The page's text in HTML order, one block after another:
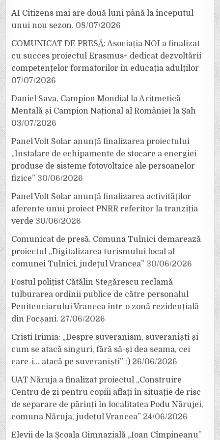
AI Citizens mai are două luni până la începutul
unui nou sezon. 08/07/2026
COMUNICAT DE PRESĂ: Asociația NOI a finalizat
cu succes proiectul Erasmus+ dedicat dezvoltării
competențelor formatorilor în educația adulților
07/07/2026
Daniel Sava, Campion Mondial la Aritmetică
Mentală și Campion Național al României la Șah
03/07/2026
Panel Volt Solar anunță finalizarea proiectului
„Instalare de echipamente de stocare a energiei
produse de sisteme fotovoltaice ale persoanelor
fizice” 30/06/2026
Panel Volt Solar anunță finalizarea activităților
aferente unui proiect PNRR referitor la tranziția
verde 30/06/2026
Comunicat de presă. Comuna Tulnici demarează
proiectul „Digitalizarea turismului local al
comunei Tulnici, județul Vrancea” 30/06/2026
Fostul polițist Cătălin Stegărescu reclamă
tulburarea ordinii publice de către personalul
Penitenciarului Vrancea într-o zonă rezidențială
din Focșani. 27/06/2026
Cristi Irimia: „Despre suveranism, suveraniști și
cum se atacă singuri, fără să-și dea seama, cei
care-i… atacă pe suveraniști” :) 26/06/2026
UAT Năruja a finalizat proiectul „Construire
Centru de zi pentru copiii aflați în situație de risc
de separare de părinți în localitatea Podu Nărujei,
comuna Năruja, județul Vrancea” 24/06/2026
Elevii de la Școala Gimnazială „Ioan Cîmpineanu”